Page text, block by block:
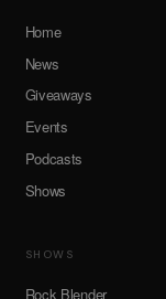
Home
News
Giveaways
Events
Podcasts
Shows
SHOWS
Rock Blender